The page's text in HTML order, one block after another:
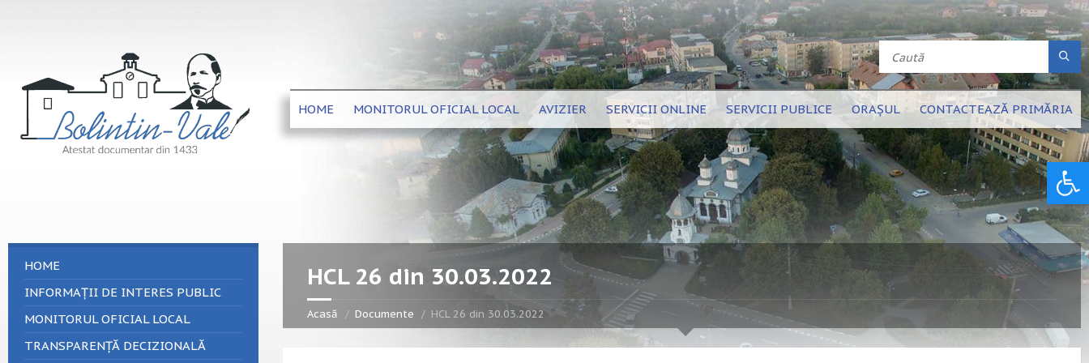
HOME MONITORUL OFICIAL LOCAL AVIZIER SERVICII ONLINE SERVICII PUBLICE ORAȘUL CONTACTEAZĂ PRIMĂRIA
HCL 26 din 30.03.2022
Acasă Documente HCL 26 din 30.03.2022
HOME
INFORMAȚII DE INTERES PUBLIC
MONITORUL OFICIAL LOCAL
TRANSPARENȚĂ DECIZIONALĂ
Deschide bara de unelte